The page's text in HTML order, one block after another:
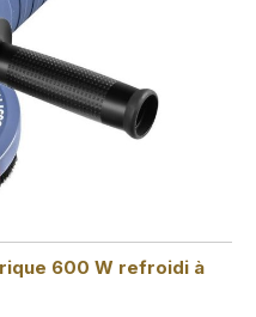
600 W refroidi à